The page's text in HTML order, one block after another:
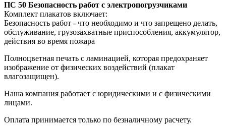
ПС 50 Безопасность работ с электропогрузчиками
Комплект плакатов включает:
Безопасность работ - что необходимо и что запрещено делать,
обслуживание, грузозахватные приспособления, аккумулятор,
действия во время пожара
Полноцветная печать с ламинацией, которая предохраняет
изображение от физических воздействий (плакат
влагозащищен).
Наша компания работает с юридическими и с физическими
лицами.
Оплата принимается только по безналичному расчету.